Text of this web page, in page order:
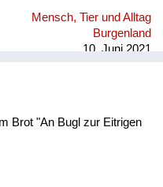
Mensch, Tier und Alltag
Burgenland
10. Juni 2021
Brot "An Bugl zur Eitrigen